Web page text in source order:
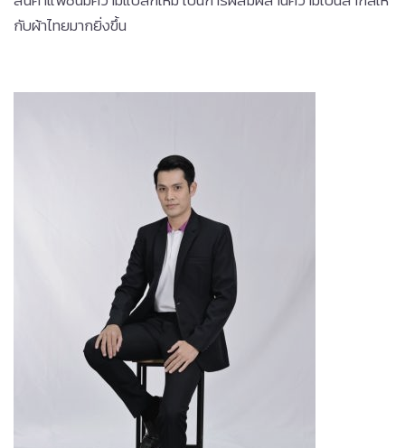
กับผ้าไทยมากยิ่งขึ้น